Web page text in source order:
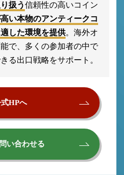
扱う信頼性の高いコイン
い本物のアンティークコ
した環境を提供。海外オ
で、多くの参加者の中で
る出口戦略をサポート。
HPへ
い合わせる